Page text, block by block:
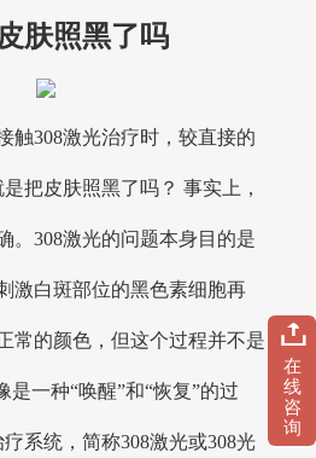
肤照黑了吗
触308激光治疗时，较直接的
把皮肤照黑了吗？ 事实上，
。308激光的问题本身目的是
激白斑部位的黑色素细胞再
常的颜色，但这个过程并不是
是一种“唤醒”和“恢复”的过
系统，简称308激光或308光
在
线
咨
询